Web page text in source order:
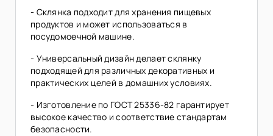
- Склянка подходит для хранения пищевых
продуктов и может использоваться в
посудомоечной машине.
- Универсальный дизайн делает склянку
подходящей для различных декоративных и
практических целей в домашних условиях.
- Изготовление по ГОСТ 25336-82 гарантирует
высокое качество и соответствие стандартам
безопасности.